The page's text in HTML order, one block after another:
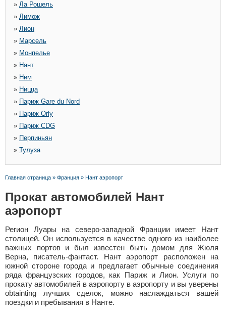
» Ла Рошель
» Лимож
» Лион
» Марсель
» Монпелье
» Нант
» Ним
» Ницца
» Париж Gare du Nord
» Париж Orly
» Париж CDG
» Перпиньян
» Тулуза
Главная страница » Франция » Нант аэропорт
Прокат автомобилей Нант
аэропорт
Регион Луары на северо-западной Франции имеет Нант
столицей. Он используется в качестве одного из наиболее
важных портов и был известен быть домом для Жюля
Верна, писатель-фантаст. Нант аэропорт расположен на
южной стороне города и предлагает обычные соединения
ряда французских городов, как Париж и Лион. Услуги по
прокату автомобилей в аэропорту в аэропорту и вы уверены
obtainting лучших сделок, можно наслаждаться вашей
поездки и пребывания в Нанте.